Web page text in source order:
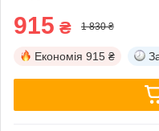
915 ₴ 1 830 ₴
Економія 915 ₴